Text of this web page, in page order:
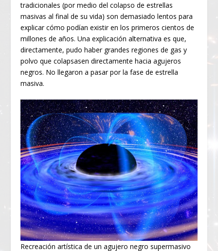
tradicionales (por medio del colapso de estrellas
masivas al final de su vida) son demasiado lentos para
explicar cómo podían existir en los primeros cientos de
millones de años. Una explicación alternativa es que,
directamente, pudo haber grandes regiones de gas y
polvo que colapsasen directamente hacia agujeros
negros. No llegaron a pasar por la fase de estrella
masiva.
Recreación artística de un agujero negro supermasivo